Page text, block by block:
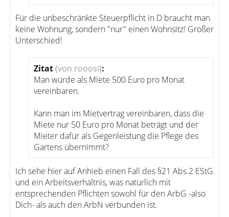
Für die unbeschränkte Steuerpflicht in D braucht man
keine Wohnung, sondern "nur" einen Wohnsitz! Großer
Unterschied!
Zitat(von rooosi):
Man würde als Miete 500 Euro pro Monat
vereinbaren.
Kann man im Mietvertrag vereinbaren, dass die
Miete nur 50 Euro pro Monat beträgt und der
Mieter dafür als Gegenleistung die Pflege des
Gartens übernimmt?
Ich sehe hier auf Anhieb einen Fall des §21 Abs.2 EStG
und ein Arbeitsverhältnis, was natürlich mit
entsprechenden Pflichten sowohl für den ArbG -also
Dich- als auch den ArbN verbunden ist.